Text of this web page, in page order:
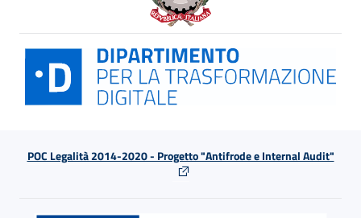
POC Legalità 2014-2020 - Progetto "Antifrode e Internal Audit"